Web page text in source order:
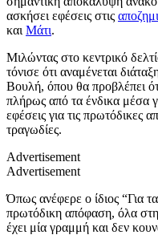
ασκήσει εφέσεις στις
και Μάτι.
Μιλώντας στο κεντρικό
τόνισε ότι αναμένεται
Βουλή, όπου θα προβλέπει
πλήρως από τα ένδικα μέσα
εφέσεις για τις πρωτόδικες
τραγωδίες.
Advertisement
Advertisement
Όπως ανέφερε ο ίδιος “Για τα
πρωτόδικη απόφαση, όλα
έχει μία γραμμή και δεν